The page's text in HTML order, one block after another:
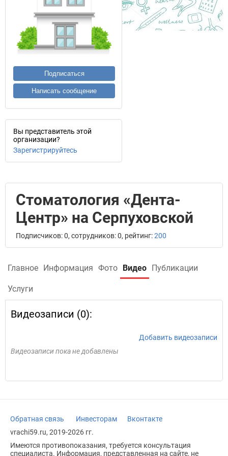
Подписаться
Написать сообщение
Вы представитель этой
организации?
Зарегистрируйтесь
Стоматология «Дента-
Центр» на Серпуховской
Подписчиков: 0, сотрудников: 0, рейтинг:200
Главное Информация Фото Видео Публикации
Услуги
Видеозаписи (0):
Добавить видеозаписи
Видеозаписи пока не добавлены
Обратная связь Инвесторам
Вконтакте
vrachi59.ru, 2019-2026 гг.
Имеются противопоказания, требуется консультация
специалиста. Информация, представленная на сайте, не